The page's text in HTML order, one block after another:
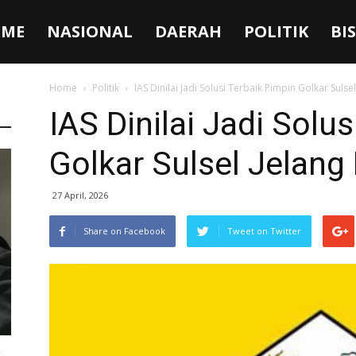
NASIONAL DAERAH POLITIK
Home Politik IAS Dinilai Jadi Solusi Terbaik Pimpin Golkar
IAS Dinilai Jadi
Golkar Sulsel Jelang
27 April, 2026
Share on Facebook Tweet on Twitter